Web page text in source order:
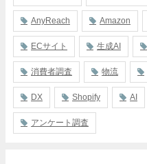
AnyReach Amazon
ECサイト 生成AI
消費者調査 物流
DX Shopify AI
アンケート調査